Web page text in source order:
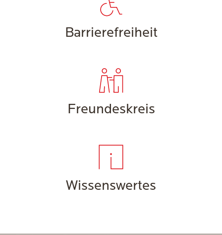
Barrierefreiheit
Freundeskreis
Wissenswertes